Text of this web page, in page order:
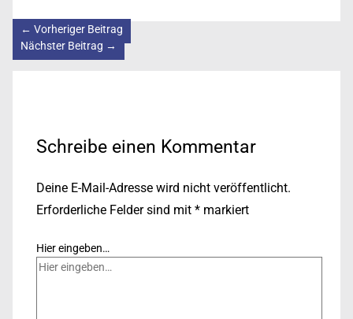
← Vorheriger Beitrag
Nächster Beitrag →
Schreibe einen Kommentar
Deine E-Mail-Adresse wird nicht veröffentlicht.
Erforderliche Felder sind mit *markiert
Hier eingeben…